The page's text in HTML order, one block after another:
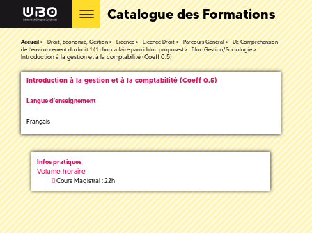
Catalogue des Formations
Accueil Droit, Economie, Gestion Licence Licence Droit Parcours Général
UE Compréhension
de l’environnement du droit 1 ( 1 choix a faire parmi bloc proposes)
Bloc Gestion/Sociologie
Introduction à la gestion et à la comptabilité (Coeff 0.5)
Introduction à la gestion et à la comptabilité (Coeff 0.5)
Langue d'enseignement
Français
Infos pratiques
Volume horaire
Cours Magistral : 22h